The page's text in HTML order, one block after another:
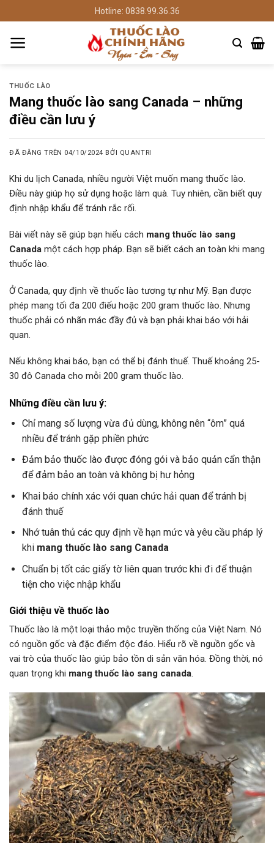
đến
nội
Hotline: 0838.99.36.36
THUỐC LÀO
Mang thuốc lào sang Canada – những
điều cần lưu ý
ĐÃ ĐĂNG TRÊN 04/10/2024 BỞI QUANTRI
Khi du lịch Canada, nhiều người Việt muốn mang thuốc lào.
Điều này giúp họ sử dụng hoặc làm quà. Tuy nhiên, cần biết quy
định nhập khẩu để tránh rắc rối.
Bài viết này sẽ giúp bạn hiểu cách mang thuốc lào sang
Canada một cách hợp pháp. Bạn sẽ biết cách an toàn khi mang
thuốc lào.
Ở Canada, quy định về thuốc lào tương tự như Mỹ. Bạn được
phép mang tối đa 200 điếu hoặc 200 gram thuốc lào. Nhưng
thuốc phải có nhãn mác đầy đủ và bạn phải khai báo với hải
quan.
Nếu không khai báo, bạn có thể bị đánh thuế. Thuế khoảng 25-
30 đô Canada cho mỗi 200 gram thuốc lào.
Những điều cần lưu ý:
Chỉ mang số lượng vừa đủ dùng, không nên “ôm” quá
nhiều để tránh gặp phiền phức
Đảm bảo thuốc lào được đóng gói và bảo quản cẩn thận
để đảm bảo an toàn và không bị hư hỏng
Khai báo chính xác với quan chức hải quan để tránh bị
đánh thuế
Nhớ tuân thủ các quy định về hạn mức và yêu cầu pháp lý
khi mang thuốc lào sang Canada
Chuẩn bị tốt các giấy tờ liên quan trước khi đi để thuận
tiện cho việc nhập khẩu
Giới thiệu về thuốc lào
Thuốc lào là một loại thảo mộc truyền thống của Việt Nam. Nó
có nguồn gốc và đặc điểm độc đáo. Hiểu rõ về nguồn gốc và
vai trò của thuốc lào giúp bảo tồn di sản văn hóa. Đồng thời, nó
quan trọng khi mang thuốc lào sang canada.